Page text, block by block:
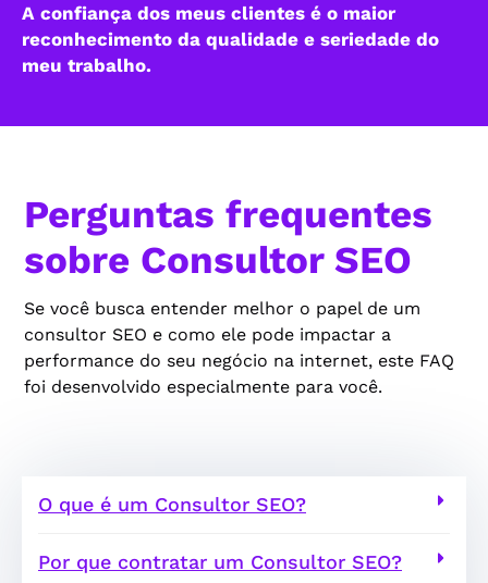
A confiança dos meus clientes é o maior
reconhecimento da qualidade e seriedade do
meu trabalho.
Perguntas frequentes
sobre Consultor SEO
Se você busca entender melhor o papel de um
consultor SEO e como ele pode impactar a
performance do seu negócio na internet, este FAQ
foi desenvolvido especialmente para você.
O que é um Consultor SEO?
Por que contratar um Consultor SEO?